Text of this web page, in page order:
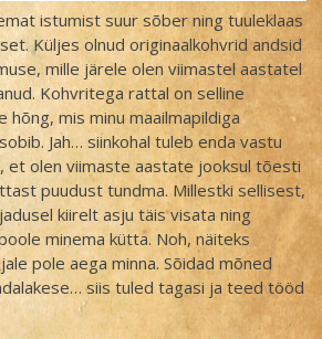
istumist suur sõber ning tuuleklaas
Küljes olnud originaalkohvrid andsid
mille järele olen viimastel aastatel
Kohvritega rattal on selline
hõng, mis minu maailmapildiga
Jah… siinkohal tuleb enda vastu
et olen viimaste aastate jooksul tõesti
puudust tundma. Millestki sellisest,
kiirelt asju täis visata ning
minema kütta. Noh, näiteks
pole aega minna. Sõidad mõned
siis tuled tagasi ja teed tööd